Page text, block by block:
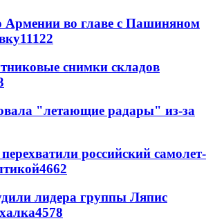
Армении во главе с Пашиняном
11122
снимки складов
"летающие радары" из-за
российский самолет-
4662
лидера группы Ляпис
4578